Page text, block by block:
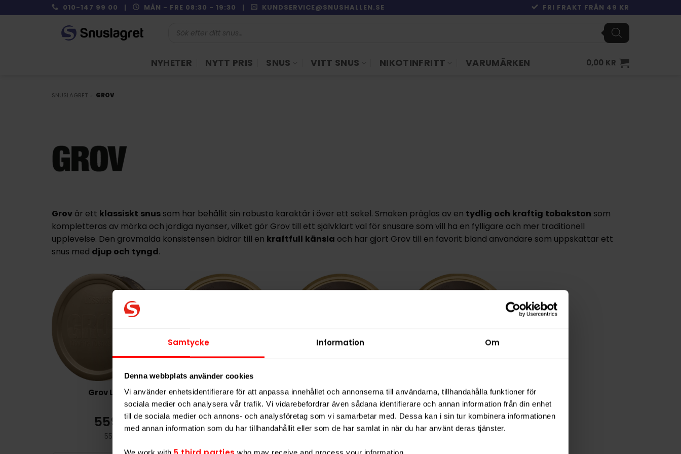
Samtycke Information Om
Denna webbplats använder cookies
Vi använder enhetsidentifierare för att anpassa innehållet och annonserna till användarna, tillhandahålla funktioner för
sociala medier och analysera vår trafik. Vi vidarebefordrar även sådana identifierare och annan information från din enhet
till de sociala medier och annons- och analysföretag som vi samarbetar med. Dessa kan i sin tur kombinera informationen
med annan information som du har tillhandahållit eller som de har samlat in när du har använt deras tjänster.
to
010-147 99 00 | MÅN - FRE 08:30 - 19:30 | KUNDSERVICE@SNUSHALLEN.SE FRI FRAKT FRÅN 49 KR
NYHETER NYTT PRIS SNUS VITT SNUS NIKOTINFRITT VARUMÄRKEN 0,00 KR
SNUSLAGRET GROV
Grov är ett klassiskt snus som har behållit sin robusta karaktär i över ett sekel. Smaken präglas av en tydlig och kraftig tobakston som
kompletteras av mörka och jordiga nyanser, vilket gör Grov till ett självklart val för snusare som vill ha en fylligare och mer traditionell
upplevelse. Den grovmalda konsistensen bidrar till en kraftfull känsla och har gjort Grov till en favorit bland användare som uppskattar ett
snus med djup och tyngd.
Grov Lös
559,90 kr
55,99 kr /dosa
Grov Original Portion
1 989,90 kr
Grov Vit Portion
1 989,90 kr
Grov Stark Original
Portion
1 989,90 kr